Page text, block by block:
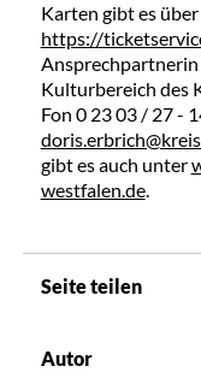
Karten gibt es
https://
Kulturbereich des
Fon 0 23 03 / 27 -
gibt es auch unter
westfalen.de.
Seite teilen
Autor